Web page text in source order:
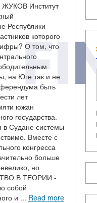
Институт
Республики
которого
О том, что
на Юге так и не
быть
лет
южан
государства.
в Судане системы
Вместе с
конгресса
больше
но
В ТЕОРИИ -
собой
и ... Read more